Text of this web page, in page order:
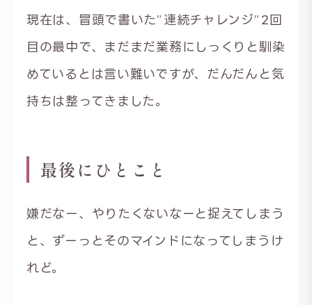
現在は、冒頭で書いた”連続チャレンジ”2回
目の最中で、まだまだ業務にしっくりと馴染
めているとは言い難いですが、だんだんと気
持ちは整ってきました。
最後にひとこと
嫌だなー、やりたくないなーと捉えてしまう
と、ずーっとそのマインドになってしまうけ
れど。